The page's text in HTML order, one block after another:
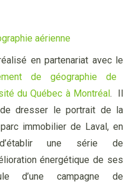
aérienne
en partenariat avec le
de géographie de
du Québec à Montréal. Il
dresser le portrait de la
immobilier de Laval, en
une série de
énergétique de ses
d’une campagne de